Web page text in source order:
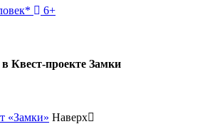
6+
Квест-проекте Замки
«Замки» Наверх